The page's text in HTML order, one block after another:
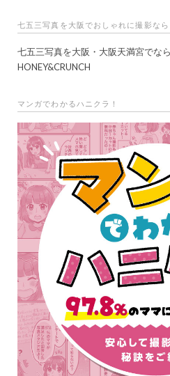
七五三写真を大阪でおしゃれに撮影なら
七五三写真を大阪・大阪天満宮でな
HONEY&CRUNCH
マンガでわかるハニクラ！